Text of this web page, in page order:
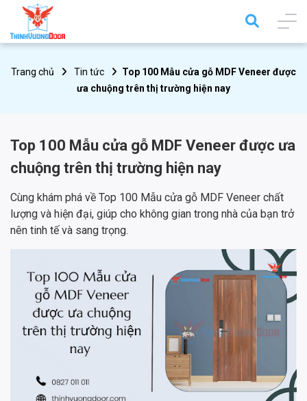
Trang chủ Tin tức
Top 100 Mẫu cửa gỗ MDF Veneer được
ưa chuộng trên thị trường hiện nay
Top 100 Mẫu cửa gỗ MDF Veneer được ưa
chuộng trên thị trường hiện nay
Cùng khám phá về Top 100 Mẫu cửa gỗ MDF Veneer chất
lượng và hiện đại, giúp cho không gian trong nhà của bạn trở
nên tinh tế và sang trọng.